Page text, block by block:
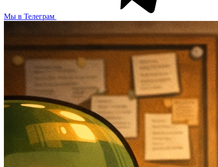
Мы в Телеграм